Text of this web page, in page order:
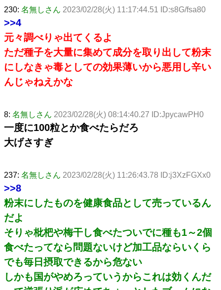
230: 名無しさん 2023/02/28(火) 11:17:44.51 ID:s8G/fsa80
>>4
元々調べりゃ出てくるよ
ただ種子を大量に集めて成分を取り出して粉末
にしなきゃ毒としての効果薄いから悪用し辛い
んじゃねえかな
8: 名無しさん 2023/02/28(火) 08:14:40.27 ID:JpycawPH0
一度に100粒とか食べたらだろ
大げさすぎ
237: 名無しさん 2023/02/28(火) 11:26:43.78 ID:j3XzFGXx0
>>8
粉末にしたものを健康食品として売っているん
だよ
そりゃ枇杷や梅干し食べたついでに種も1～2個
食べたってなら問題ないけど加工品ならいくら
でも毎日摂取できるから危ない
しかも国がやめろっていうからこれは効くんだ